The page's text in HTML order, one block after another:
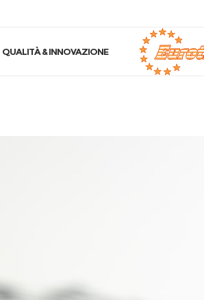
QUALITÀ & INNOVAZIONE